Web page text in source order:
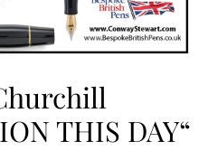
THIS DAY“